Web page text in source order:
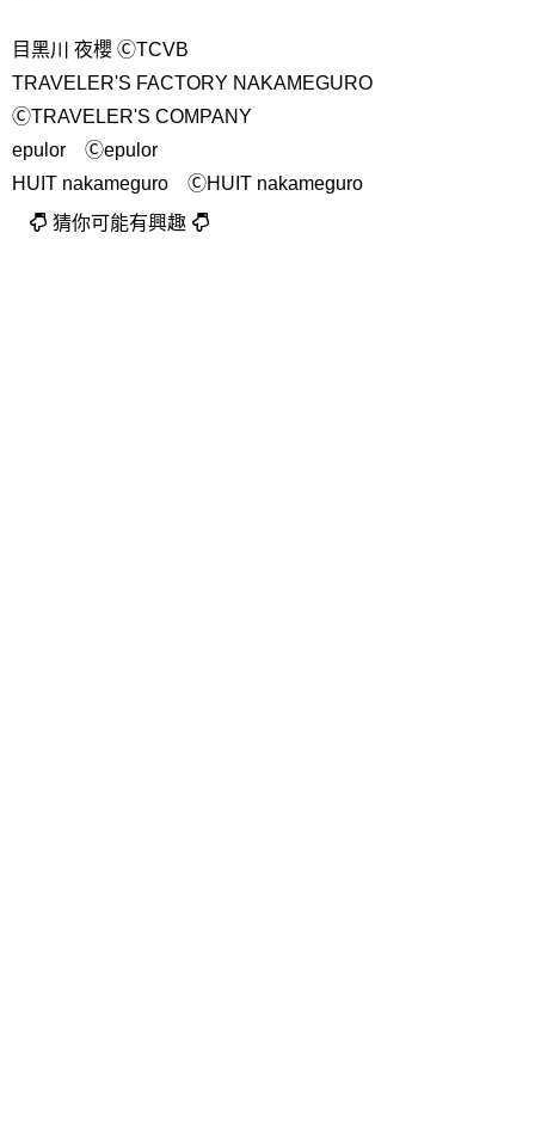
目黑川 夜櫻 ⒸTCVB
TRAVELER'S FACTORY NAKAMEGURO
ⒸTRAVELER'S COMPANY
epulor Ⓒepulor
HUIT nakameguro ⒸHUIT nakameguro
猜你可能有興趣